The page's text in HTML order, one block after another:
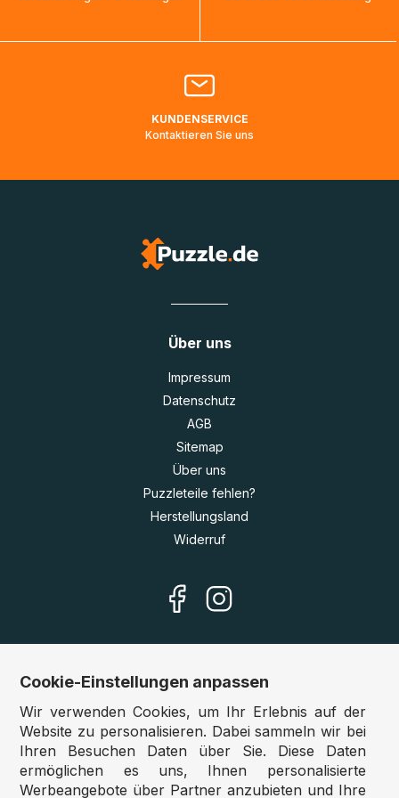
bearbeitet werden.
Bitte kontaktieren Sie denKundenservicefalls Ihr Paket
Lieferadressen in Deutschland oder Europa mehrere Tage
KUNDENSERVICE
Kontaktieren Sie uns
Über uns
Impressum
Datenschutz
AGB
Sitemap
Über uns
Puzzleteile fehlen?
Herstellungsland
Widerruf
Unsere Shops
Deutschland:www.puzzle.de
Österreich:
www.puzzle.at
Belgien:www.puzzle.be
Cookie-Einstellungen anpassen
Wir verwenden Cookies, um Ihr Erlebnis auf der
Website zu personalisieren. Dabei sammeln wir bei
Ihren Besuchen Daten über Sie. Diese Daten
ermöglichen es uns, Ihnen personalisierte
Werbeangebote über Partner anzubieten und Ihre